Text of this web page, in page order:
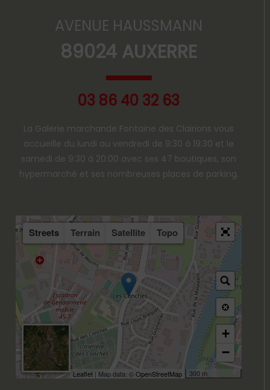
AVENUE HAUSSMANN
89024 AUXERRE
03 86 40 32 63
La Galerie marchande Fontaine des Clairions vous
accueille du lundi au vendredi de 9:30 à 19:30 et le
samedi de 9:30 à 20:00 avec ses 47 boutiques, son
hypermarché et ses nombreuses places de parking.
Streets Terrain Satellite Topo
+
−
300 m
Leaflet | Map data: ©OpenStreetMap